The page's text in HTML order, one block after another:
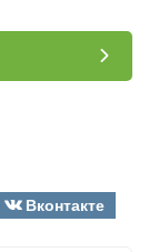
Вконтакте